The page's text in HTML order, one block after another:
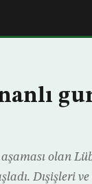
olan
Dışişleri